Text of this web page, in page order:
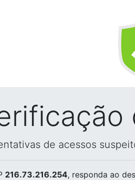
de acessos
216.73.216.254, responda ao